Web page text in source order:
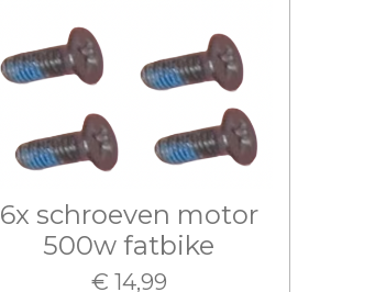
6x schroeven motor
500w fatbike
€ 14,99